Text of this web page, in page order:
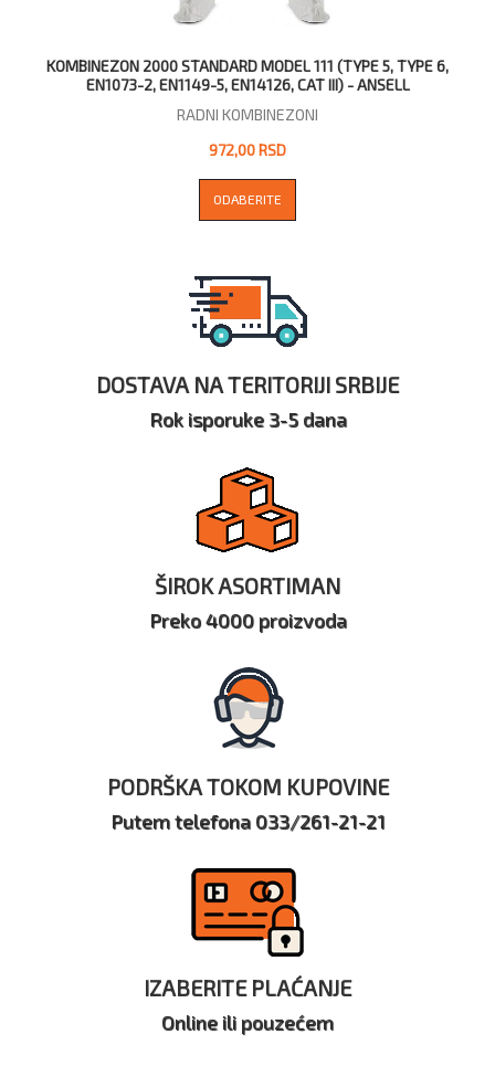
KOMBINEZON 2000 STANDARD MODEL 111 (TYPE 5, TYPE 6,
EN1073-2, EN1149-5, EN14126, CAT III) - ANSELL
RADNI KOMBINEZONI
972,00 RSD
ODABERITE
DOSTAVA NA TERITORIJI SRBIJE
Rok isporuke 3-5 dana
ŠIROK ASORTIMAN
Preko 4000 proizvoda
PODRŠKA TOKOM KUPOVINE
Putem telefona 033/261-21-21
IZABERITE PLAĆANJE
Online ili pouzećem